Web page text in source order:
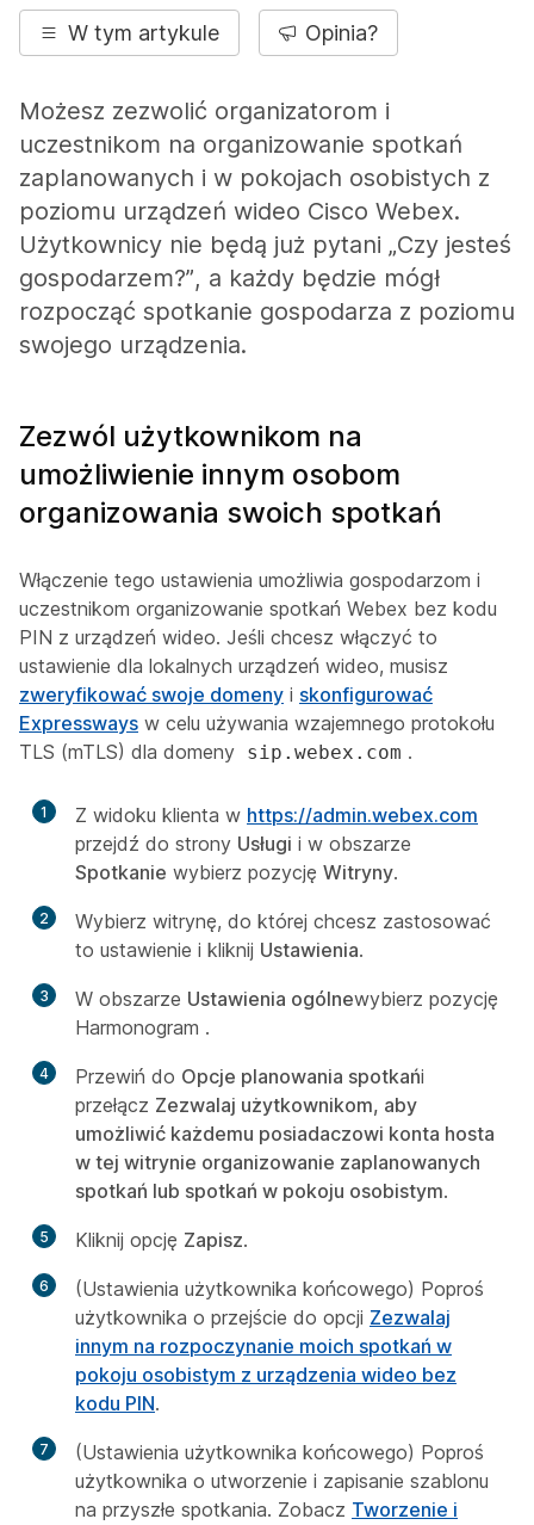
W tym artykule Opinia?
Możesz zezwolić organizatorom i
uczestnikom na organizowanie spotkań
zaplanowanych i w pokojach osobistych z
poziomu urządzeń wideo Cisco Webex.
Użytkownicy nie będą już pytani „Czy jesteś
gospodarzem?”, a każdy będzie mógł
rozpocząć spotkanie gospodarza z poziomu
swojego urządzenia.
Zezwól użytkownikom na
umożliwienie innym osobom
organizowania swoich spotkań
Włączenie tego ustawienia umożliwia gospodarzom i
uczestnikom organizowanie spotkań Webex bez kodu
PIN z urządzeń wideo. Jeśli chcesz włączyć to
ustawienie dla lokalnych urządzeń wideo, musisz
zweryfikować swoje domeny i skonfigurować
Expressways w celu używania wzajemnego protokołu
TLS (mTLS) dla domeny sip.webex.com .
1 Z widoku klienta w https://admin.webex.com
przejdź do strony Usługi i w obszarze
Spotkanie wybierz pozycję Witryny.
2
Wybierz witrynę, do której chcesz zastosować
to ustawienie i kliknij Ustawienia.
3 W obszarze Ustawienia ogólnewybierz pozycję
Harmonogram .
4 Przewiń do Opcje planowania spotkańi
przełącz Zezwalaj użytkownikom, aby
umożliwić każdemu posiadaczowi konta hosta
w tej witrynie organizowanie zaplanowanych
spotkań lub spotkań w pokoju osobistym.
5 Kliknij opcję Zapisz.
6
(Ustawienia użytkownika końcowego) Poproś
użytkownika o przejście do opcji Zezwalaj
innym na rozpoczynanie moich spotkań w
pokoju osobistym z urządzenia wideo bez
kodu PIN.
7
(Ustawienia użytkownika końcowego) Poproś
użytkownika o utworzenie i zapisanie szablonu
na przyszłe spotkania. Zobacz Tworzenie i